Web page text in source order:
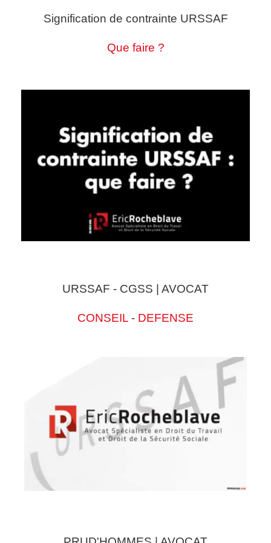
Signification de contrainte URSSAF
Que faire ?
URSSAF - CGSS | AVOCAT
CONSEIL - DEFENSE